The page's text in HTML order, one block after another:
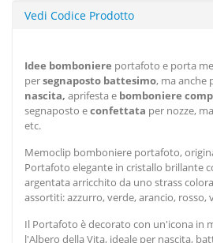
Vedi Codice Prodotto
Idee bomboniere portafoto e porta
persegnaposto battesimo, ma anche
nascita, aprifesta e bomboniere
segnaposto econfettata per nozze,
etc.
Memoclip bomboniere portafoto,
Portafoto elegante in cristallo brillante
argentata arricchito da uno strass
assortiti: azzurro, verde, arancio, rosso,
Il Portafoto è decorato con un'icona in
l'Albero della Vita, ideale per nascita,